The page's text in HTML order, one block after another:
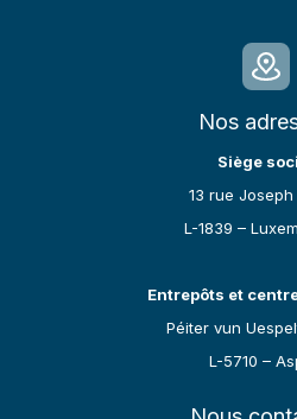
Nos
Siège
13 rue
L-1839 –
Entrepôts et
Péiter vun
L-5710 –